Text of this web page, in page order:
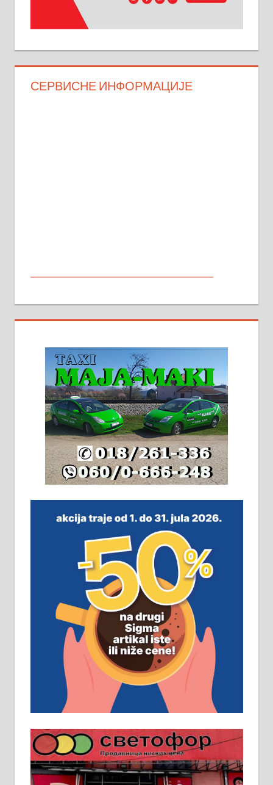
СЕРВИСНЕ ИНФОРМАЦИЈЕ
стамбене целине једна уз другу.
2х150м2, две гараже, централно
грејање на гас и дрва. Две
адресе. 063/71-74-023
Издајем комплетно опремљену
халу на Житковачком путу, на
плацу површине око 7 ари.
064/321-80-51; 063/102-35-25
На продају легализована, нова,
м2 са плацем од 8 ари у Зеленом
виру у Алексинцу. Могућа
замена. 064/21-63-584
ПОСЛОВНИ ОГЛАСИ
Рудник и флотација Рудник
д.о.о. Рудник запошљава 20
помоћника рудара. Услови:
Основна школа, пожељно радно
искуство на истим и сличним
пословима, али не и неопходан
услов. Обезбеђен смештај,
превоз, исхрана. 032/57-41-122 –
локал 22
Пружам услуге завршних радова
у грађевини, хидроизолације и
молерских радова. 061/25-28-058